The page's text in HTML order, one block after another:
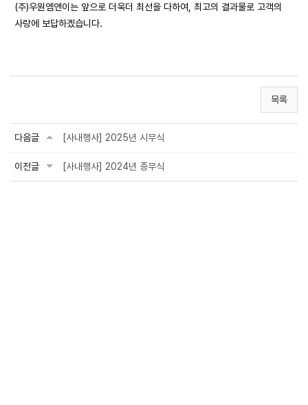
(주)우원엠앤이는 앞으로 더욱더 최선을 다하여, 최고의 결과물로 고객의
사랑에 보답하겠습니다.
목록
다음글 [사내행사] 2025년 시무식
이전글 [사내행사] 2024년 종무식